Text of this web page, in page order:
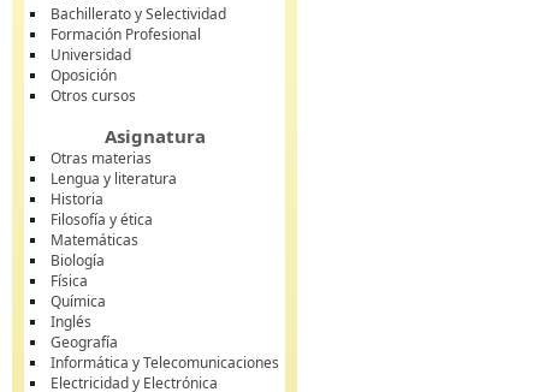
Bachillerato y Selectividad
Formación Profesional
Universidad
Oposición
Otros cursos
Asignatura
Otras materias
Lengua y literatura
Historia
Filosofía y ética
Matemáticas
Biología
Física
Química
Inglés
Geografía
Informática y Telecomunicaciones
Electricidad y Electrónica